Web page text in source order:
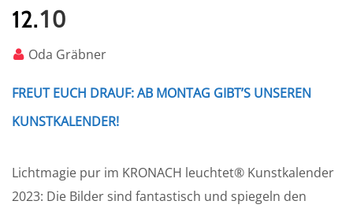
12.10
Oda Gräbner
FREUT EUCH DRAUF: AB MONTAG GIBT’S UNSEREN
KUNSTKALENDER!
Lichtmagie pur im KRONACH leuchtet® Kunstkalender
2023: Die Bilder sind fantastisch und spiegeln den